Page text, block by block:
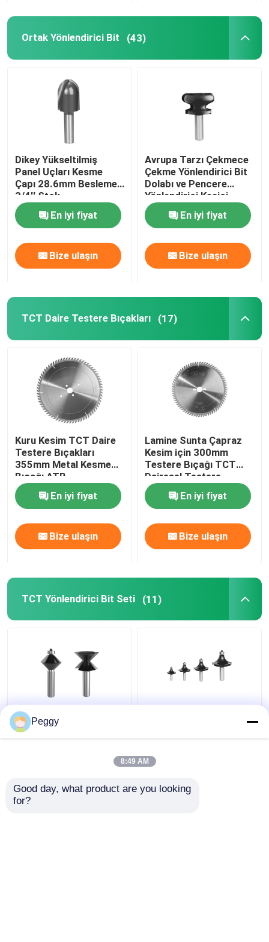
Ortak Yönlendirici Bit (43)
Dikey Yükseltilmiş
Panel Uçları Kesme
Çapı 28.6mm Besleme
3/4'' Stok
En iyi fiyat
Bize ulaşın
Avrupa Tarzı Çekmece
Çekme Yönlendirici Bit
Dolabı ve Pencere
Yönlendirici Kesici
En iyi fiyat
Bize ulaşın
TCT Daire Testere Bıçakları (17)
Kuru Kesim TCT Daire
Testere Bıçakları
355mm Metal Kesme
Bıçağı ATB
En iyi fiyat
Bize ulaşın
Lamine Sunta Çapraz
Kesim için 300mm
Testere Bıçağı TCT
Dairesel Testere
Bıçakları
En iyi fiyat
Bize ulaşın
TCT Yönlendirici Bit Seti (11)
Tungsten Karbür 2
adet V Kenar Bantlama
Yönlendirici Uçları 8mm
Şaft
Peggy
8:49 AM
Good day, what product are you looking
for?